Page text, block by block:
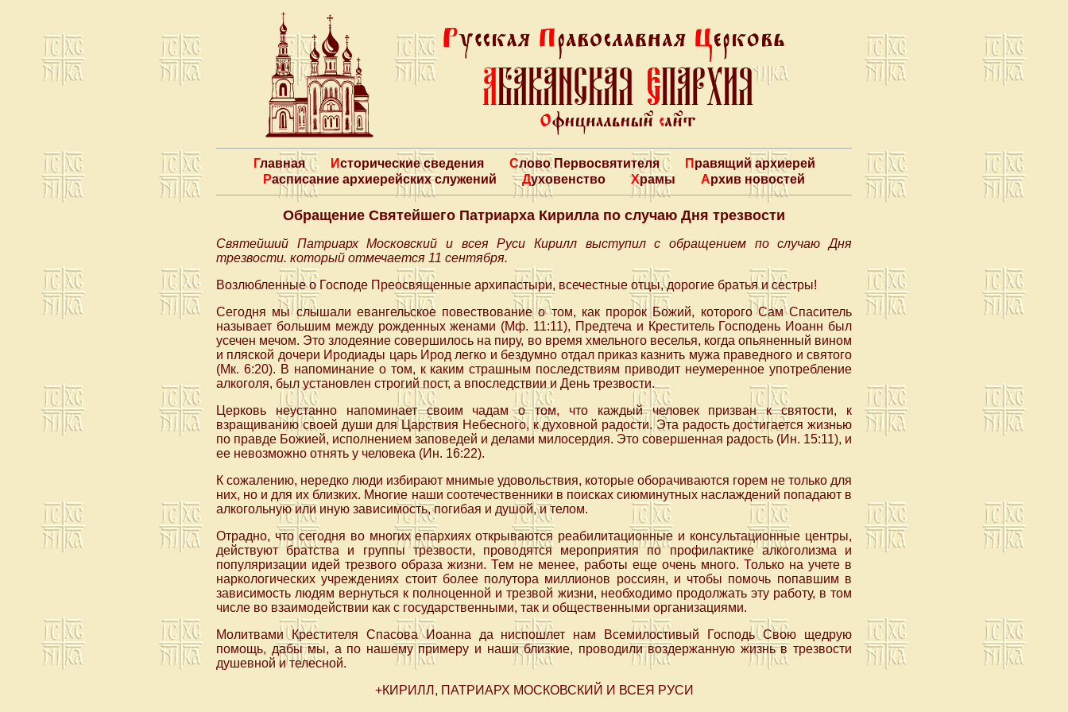
Главная Исторические сведения Слово Первосвятителя
Правящий архиерей
Расписание архиерейских служений
Духовенство Храмы Архив новостей
Обращение Святейшего Патриарха Кирилла по случаю Дня трезвости
Святейший Патриарх Московский и всея Руси Кирилл выступил с обращением по случаю Дня
трезвости. который отмечается 11 сентября.
Возлюбленные о Господе Преосвященные архипастыри, всечестные отцы, дорогие братья и сестры!
Сегодня мы слышали евангельское повествование о том, как пророк Божий, которого Сам Спаситель
называет большим между рожденных женами (Мф. 11:11), Предтеча и Креститель Господень Иоанн был
усечен мечом. Это злодеяние совершилось на пиру, во время хмельного веселья, когда опьяненный вином
и пляской дочери Иродиады царь Ирод легко и бездумно отдал приказ казнить мужа праведного и святого
(Мк. 6:20). В напоминание о том, к каким страшным последствиям приводит неумеренное употребление
алкоголя, был установлен строгий пост, а впоследствии и День трезвости.
Церковь неустанно напоминает своим чадам о том, что каждый человек призван к святости, к
взращиванию своей души для Царствия Небесного, к духовной радости. Эта радость достигается жизнью
по правде Божией, исполнением заповедей и делами милосердия. Это совершенная радость (Ин. 15:11), и
ее невозможно отнять у человека (Ин. 16:22).
К сожалению, нередко люди избирают мнимые удовольствия, которые оборачиваются горем не только для
них, но и для их близких. Многие наши соотечественники в поисках сиюминутных наслаждений попадают в
алкогольную или иную зависимость, погибая и душой, и телом.
Отрадно, что сегодня во многих епархиях открываются реабилитационные и консультационные центры,
действуют братства и группы трезвости, проводятся мероприятия по профилактике алкоголизма и
популяризации идей трезвого образа жизни. Тем не менее, работы еще очень много. Только на учете в
наркологических учреждениях стоит более полутора миллионов россиян, и чтобы помочь попавшим в
зависимость людям вернуться к полноценной и трезвой жизни, необходимо продолжать эту работу, в том
числе во взаимодействии как с государственными, так и общественными организациями.
Молитвами Крестителя Спасова Иоанна да ниспошлет нам Всемилостивый Господь Свою щедрую
помощь, дабы мы, а по нашему примеру и наши близкие, проводили воздержанную жизнь в трезвости
душевной и телесной.
+КИРИЛЛ, ПАТРИАРХ МОСКОВСКИЙ И ВСЕЯ РУСИ